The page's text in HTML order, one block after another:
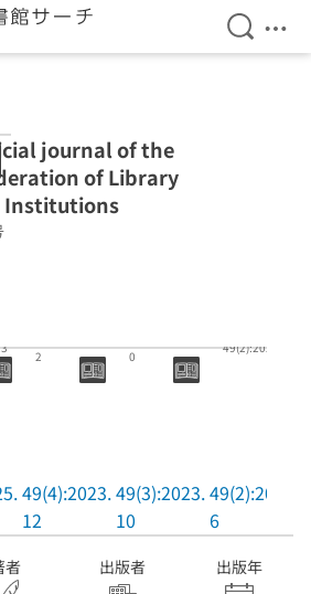
検索を
メ
journal of the
of Library
Institutions
2
49(4):2023.
12
0
49(3):2023.
10
49(2):2023.6
49(2):2023.
6
者 出版者 出版年